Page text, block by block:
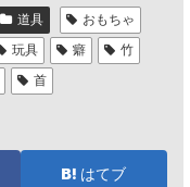
道具
おもちゃ
玩具 癖
竹
首
はてブ